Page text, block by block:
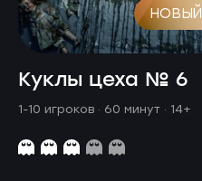
НОВЫЙ
Куклы цеха № 6
1-10 игроков · 60 минут · 14+